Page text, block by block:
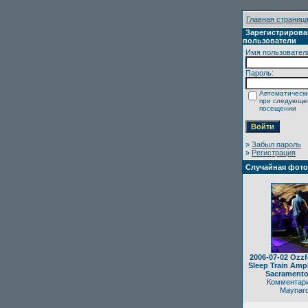
Главная страница
пользователи
Имя
Пароль:
при
посещении
» Забыл пароль
» Регистрация
Случайная
2006-07-02
Sleep Train